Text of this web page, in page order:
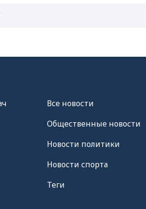
Все новости
Общественные новости
Новости политики
Новости спорта
Теги